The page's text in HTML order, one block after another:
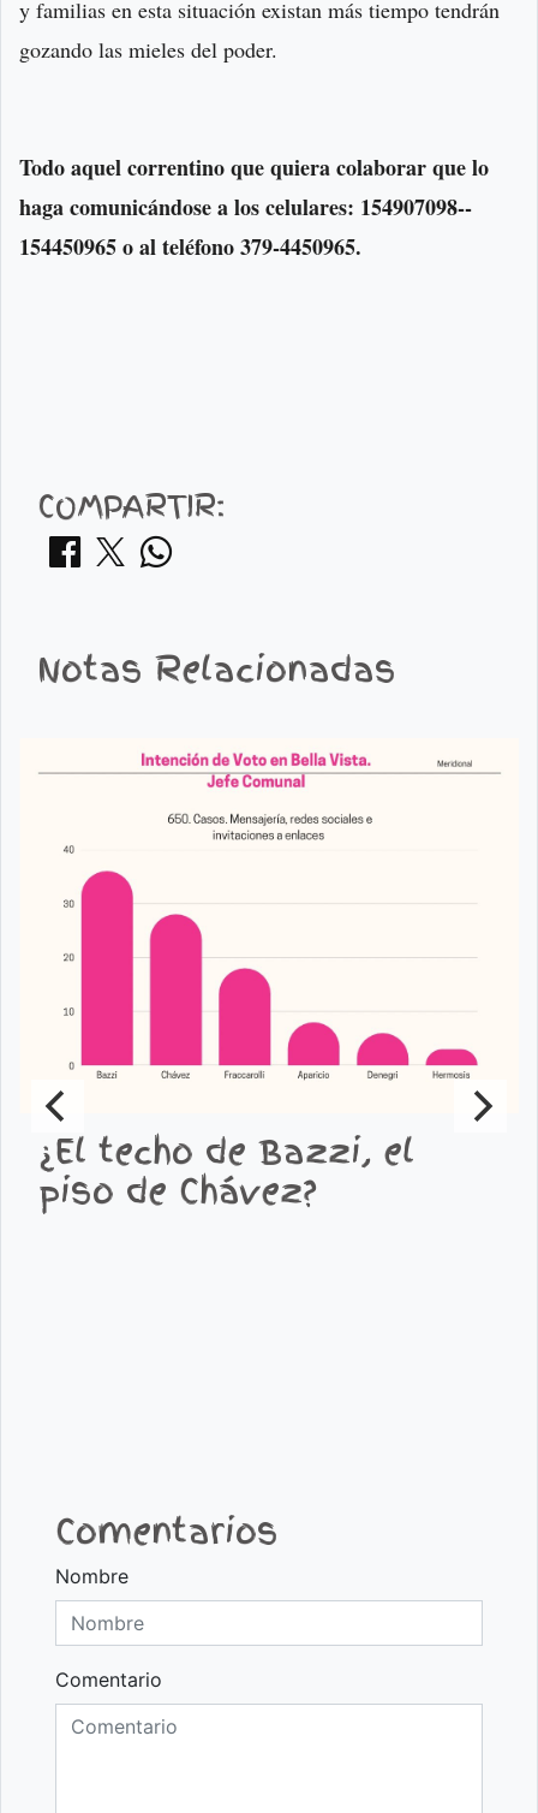
y familias en esta situación existan más tiempo tendrán
gozando las mieles del poder.
Todo aquel correntino que quiera colaborar que lo
haga co­mu­ni­cán­do­se a los ce­lu­la­res: 154907098-­
154450965 o al te­lé­fo­no 379-­4450965.
COMPARTIR:
Notas Relacionadas
¿El techo de Bazzi, el
piso de Chávez?
Comentarios
Nombre
Comentario